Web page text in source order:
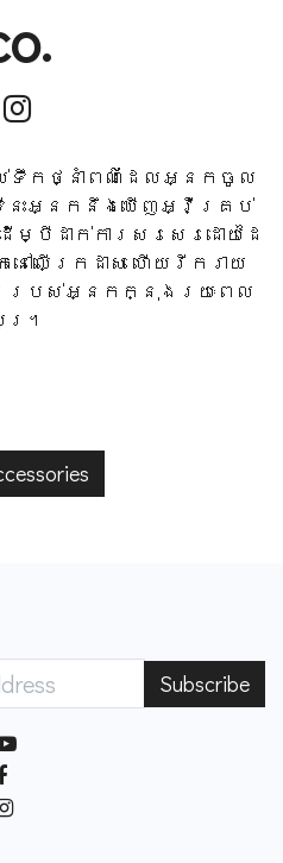
ទឹកថ្នាំពណ៌ដែលអ្នកចូល
េះអ្នកនឹងឃើញអ្វីគ្រប់
បីដាក់ការសរសេរដោយដៃ
ើក្រដាស ហើយរីករាយ
របស់អ្នកក្នុងរយៈពេល
រ។
Subscribe